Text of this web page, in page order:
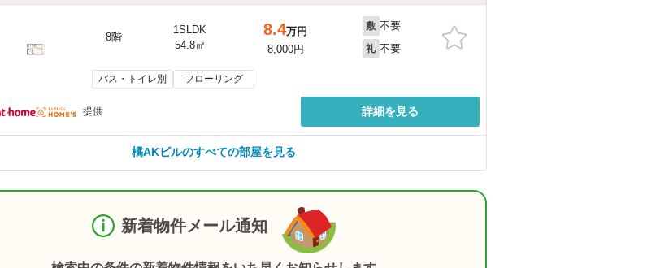
8階
1SLDK
54.8㎡
8.4万円
8,000円
敷 不要
礼 不要
バス・トイレ別 フローリング
提供 詳細を見る
橘AKビルのすべての部屋を見る
新着物件メール通知